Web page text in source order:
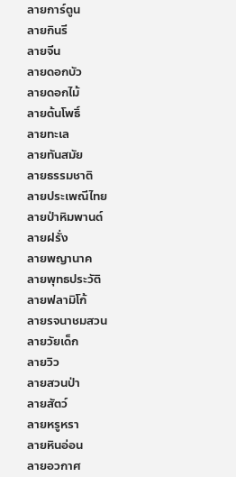
ลายการ์ตูน
ลายกินรี
ลายจีน
ลายดอกบัว
ลายดอกไม้
ลายต้นโพธิ์
ลายทะเล
ลายทันสมัย
ลายธรรมชาติ
ลายประเพณีไทย
ลายป่าหิมพานต์
ลายฝรั่ง
ลายพญานาค
ลายพุทธประวัติ
ลายฟลามิโก้
ลายรจนาชมสวน
ลายวัยเด็ก
ลายวิว
ลายสวนป่า
ลายสัตว์
ลายหรูหรา
ลายหินอ่อน
ลายอวกาศ